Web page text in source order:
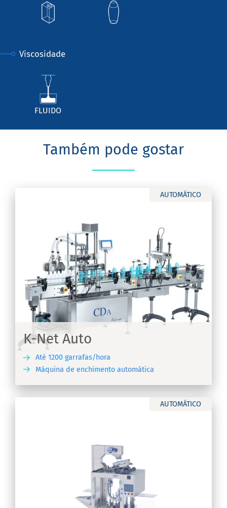
Viscosidade
FLUIDO
Também pode gostar
AUTOMÁTICO
K-Net Auto
Até 1200 garrafas/hora
Máquina de enchimento automática
AUTOMÁTICO